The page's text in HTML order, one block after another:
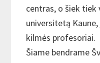
centras, o šiek tiek
universitetą
kilmės profesoriai.
Šiame bendrame